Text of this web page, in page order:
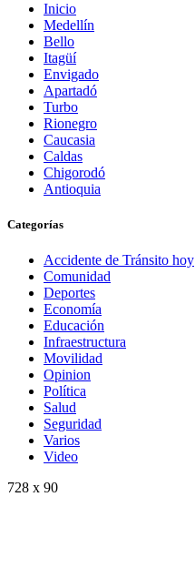
Inicio
Medellín
Bello
Itagüí
Envigado
Apartadó
Turbo
Rionegro
Caucasia
Caldas
Chigorodó
Antioquia
Categorías
Accidente de Tránsito hoy
Comunidad
Deportes
Economía
Educación
Infraestructura
Movilidad
Opinion
Política
Salud
Seguridad
Varios
Video
728 x 90